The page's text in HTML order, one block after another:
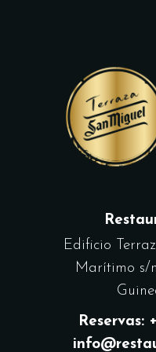
Edificio
Marítimo s/
Reservas: